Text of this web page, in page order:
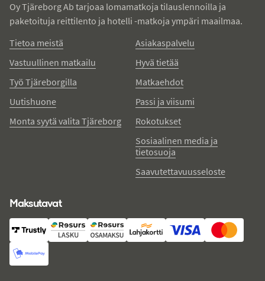
Oy Tjäreborg Ab tarjoaa lomamatkoja tilauslennoilla ja
paketoituja reittilento ja hotelli -matkoja ympäri maailmaa.
Tietoa meistä
Vastuullinen matkailu
Työ Tjäreborgilla
Uutishuone
Monta syytä valita Tjäreborg
Asiakaspalvelu
Hyvä tietää
Matkaehdot
Passi ja viisumi
Rokotukset
Sosiaalinen media ja
tietosuoja
Saavutettavuusseloste
Maksutavat